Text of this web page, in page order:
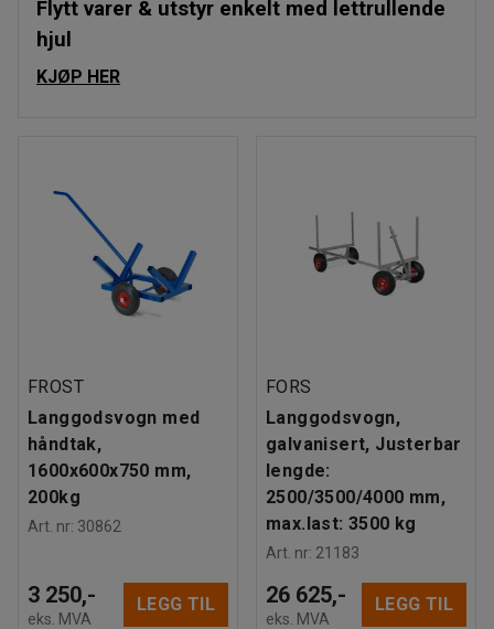
Flytt varer & utstyr enkelt med lettrullende
hjul
KJØP HER
FROST
Langgodsvogn med
håndtak,
1600x600x750 mm,
200kg
Art. nr: 30862
3 250,-
eks. MVA
LEGG TIL
FORS
Langgodsvogn,
galvanisert, Justerbar
lengde:
2500/3500/4000 mm,
max.last: 3500 kg
Art. nr: 21183
26 625,-
eks. MVA
LEGG TIL